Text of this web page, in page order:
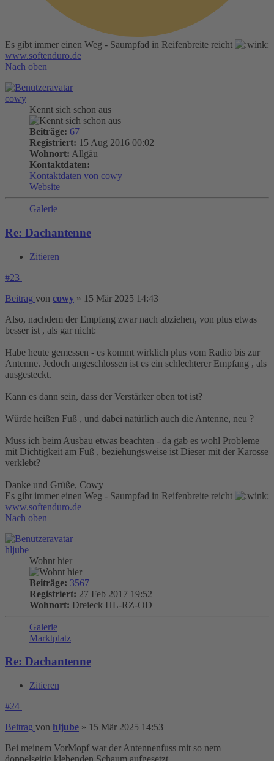
Es gibt immer einen Weg - Saumpfad in Reifenbreite reicht
www.softenduro.de
Nach oben
cowy
Kennt sich schon aus
Beiträge: 67
Registriert: 15 Aug 2016 00:02
Wohnort: Allgäu
Kontaktdaten:
Kontaktdaten von cowy
Website
Galerie
Re: Dachantenne
Zitieren
#23
Beitrag von cowy » 15 Mär 2025 14:43
Also, nachdem der Empfang zwar nach abziehen, von plus etwas
besser ist , als gar nicht:
Habe heute gemessen - es kommt wirklich plus vom Radio bis zur
Antenne. Jedoch angeschlossen ist es ein schlechterer Empfang , als
ausgesteckt.
Kann es dann sein, dass der Verstärker oben tot ist?
Würde heißen Fuß , und dabei natürlich auch die Antenne, neu ?
Muss ich beim Ausbau etwas beachten - da gab es wohl Probleme
mit Dichtigkeit am Fuß , beziehungsweise ist Dieser mit der Karosse
verklebt?
Danke und Grüße, Cowy
Es gibt immer einen Weg - Saumpfad in Reifenbreite reicht
www.softenduro.de
Nach oben
hljube
Wohnt hier
Beiträge: 3567
Registriert: 27 Feb 2017 19:52
Wohnort: Dreieck HL-RZ-OD
Galerie
Marktplatz
Re: Dachantenne
Zitieren
#24
Beitrag von hljube » 15 Mär 2025 14:53
Bei meinem VorMopf war der Antennenfuss mit so nem
doppelseitig klebenden Schaum aufgesetzt.